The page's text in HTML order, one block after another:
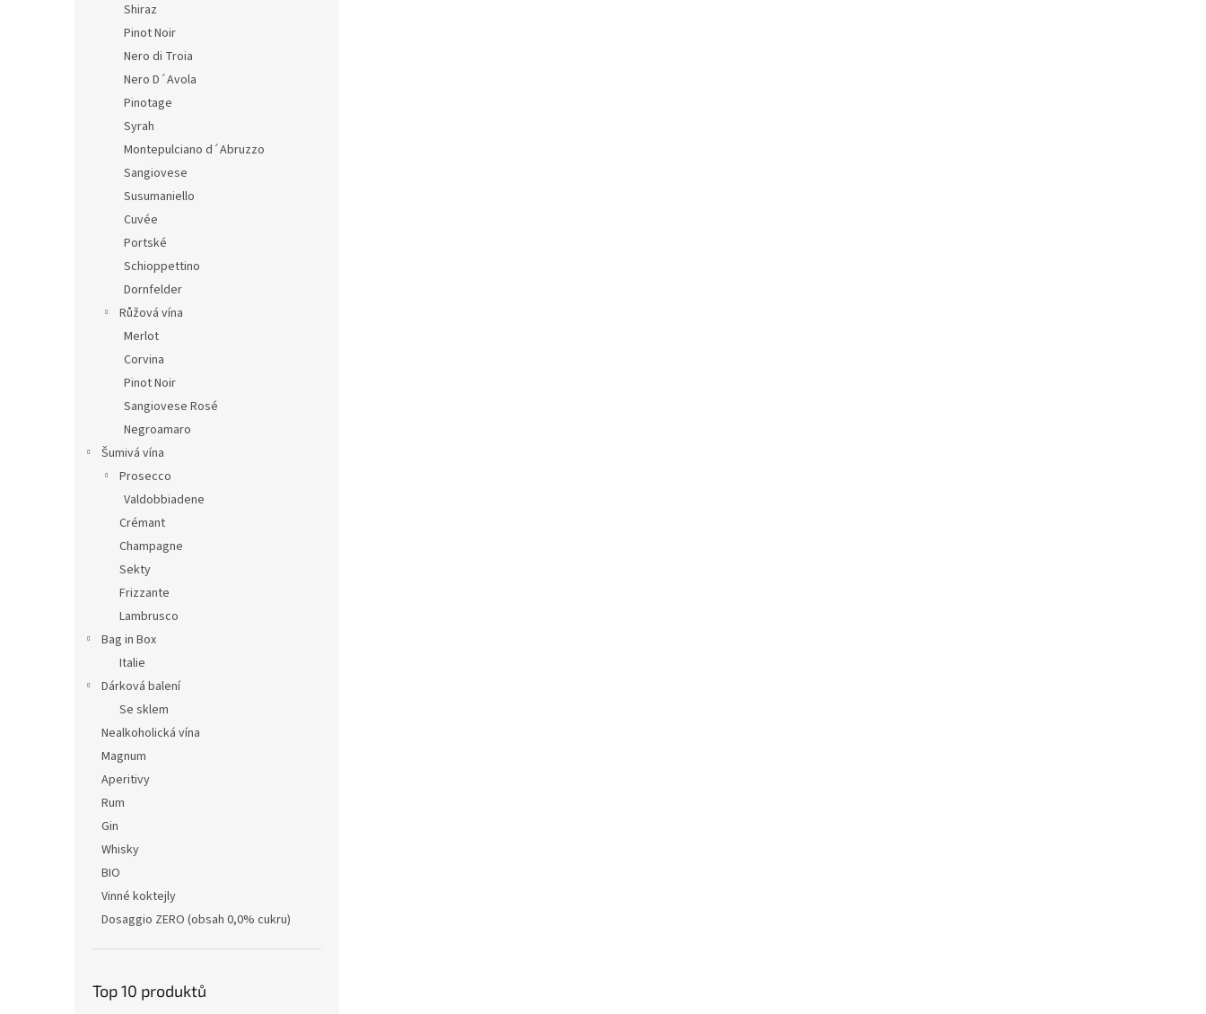
Shiraz
Pinot Noir
Nero di Troia
Nero D´Avola
Pinotage
Syrah
Montepulciano d´Abruzzo
Sangiovese
Susumaniello
Cuvée
Portské
Schioppettino
Dornfelder
Růžová vína
Merlot
Corvina
Pinot Noir
Sangiovese Rosé
Negroamaro
Šumivá vína
Prosecco
Valdobbiadene
Crémant
Champagne
Sekty
Frizzante
Lambrusco
Bag in Box
Italie
Dárková balení
Se sklem
Nealkoholická vína
Magnum
Aperitivy
Rum
Gin
Whisky
BIO
Vinné koktejly
Dosaggio ZERO (obsah 0,0% cukru)
Top 10 produktů